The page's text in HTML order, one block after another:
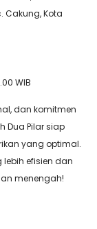
Cakung, Kota
WIB
dan komitmen
Dua Pilar siap
yang optimal.
efisien dan
menengah!